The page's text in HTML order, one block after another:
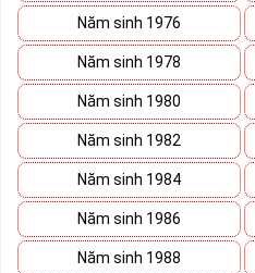
Năm sinh 1976
Năm sinh 1978
Năm sinh 1980
Năm sinh 1982
Năm sinh 1984
Năm sinh 1986
Năm sinh 1988